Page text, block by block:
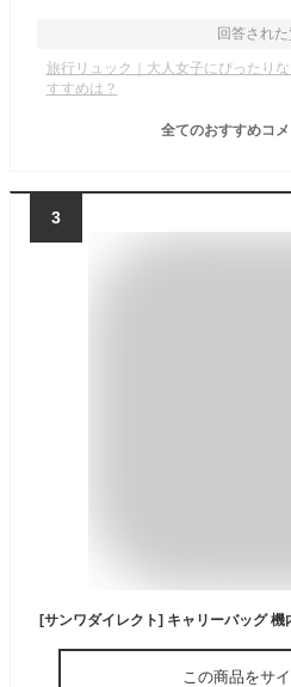
回答された
旅行リュック｜大人女子にぴったり
すすめは？
全てのおすすめコメ
3
この商品をサ